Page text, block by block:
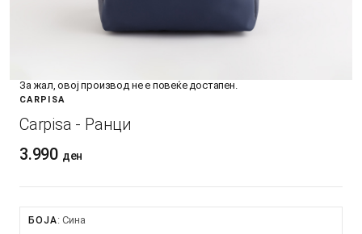
За жал, овој производ не е повеќе достапен.
CARPISA
Carpisa - Ранци
3.990 ден
БОЈА Сина